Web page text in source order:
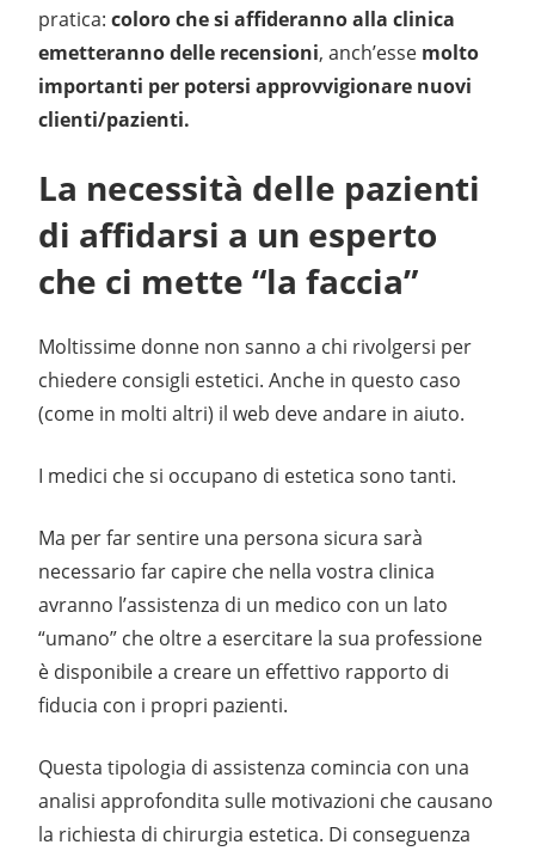
pratica: coloro che si affideranno alla clinica
emetteranno delle recensioni, anch’esse molto
importanti per potersi approvvigionare nuovi
clienti/pazienti.
La necessità delle pazienti
di affidarsi a un esperto
che ci mette “la faccia”
Moltissime donne non sanno a chi rivolgersi per
chiedere consigli estetici. Anche in questo caso
(come in molti altri) il web deve andare in aiuto.
I medici che si occupano di estetica sono tanti.
Ma per far sentire una persona sicura sarà
necessario far capire che nella vostra clinica
avranno l’assistenza di un medico con un lato
“umano” che oltre a esercitare la sua professione
è disponibile a creare un effettivo rapporto di
fiducia con i propri pazienti.
Questa tipologia di assistenza comincia con una
analisi approfondita sulle motivazioni che causano
la richiesta di chirurgia estetica. Di conseguenza